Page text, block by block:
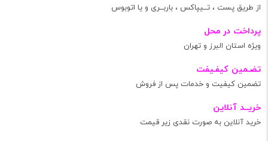
از طریق پست ، تــیپاکس ، باربــری و یا اتوبوس
پرداخت در محل
ویژه استان البرز و تهران
تضـمین کیفـیفت
تضمین کیفیت و خدمات پس از فروش
خریــد آنلاین
خرید آنلاین به صورت نقدی زیر قیمت